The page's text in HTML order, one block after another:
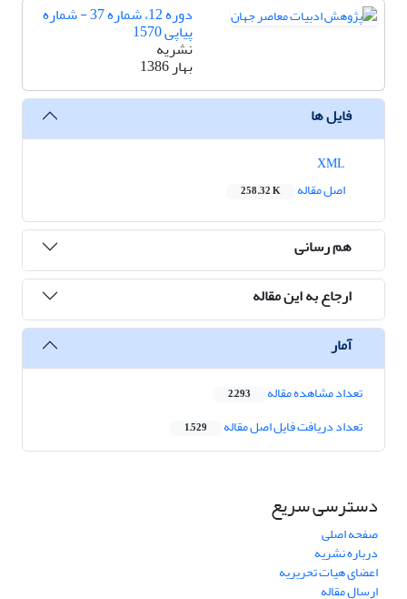
دوره 12، شماره 37 - شماره
پیاپی 1570
نشریه
بهار 1386
فایل ها
اصل مقاله
258.32 K
هم رسانی
ارجاع به این مقاله
آمار
تعداد مشاهده مقاله 2,293
تعداد دریافت فایل اصل مقاله 1,529
دسترسی سریع
صفحه اصلی
درباره نشریه
اعضای هیات تحریریه
ارسال مقاله